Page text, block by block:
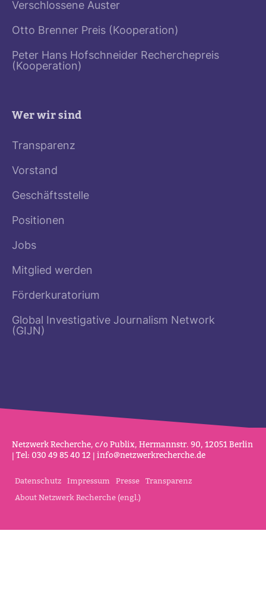
Verschlossene Auster
Otto Brenner Preis (Kooperation)
Peter Hans Hofschneider Recherchepreis
(Kooperation)
Wer wir sind
Transparenz
Vorstand
Geschäftsstelle
Positionen
Jobs
Mitglied werden
Förderkuratorium
Global Investigative Journalism Network
(GIJN)
Netz­werk Recherche, c/o Publix, Her­mannstr. 90, 12051 Berlin
| Tel: 030 49 85 40 12 | info@netz­werk­re­cherche.de
Datenschutz Impressum Presse Transparenz
About Netzwerk Recherche (engl.)